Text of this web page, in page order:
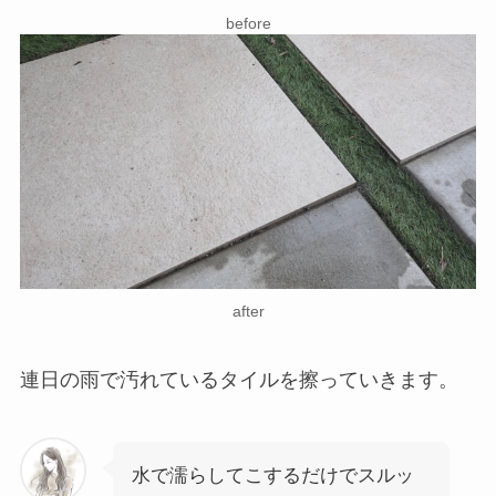
before
after
連日の雨で汚れているタイルを擦っていきます。
水で濡らしてこするだけでスルッ